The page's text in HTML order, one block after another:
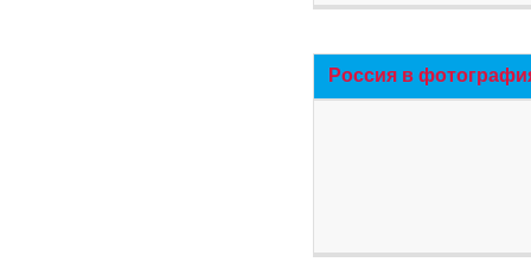
Россия в